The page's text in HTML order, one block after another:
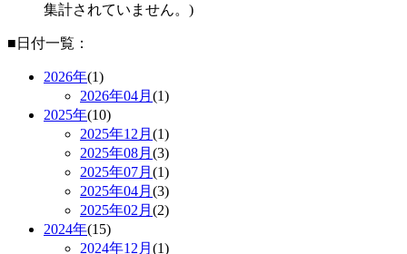
集計されていません。)
■日付一覧：
2026年(1)
2026年04月 (1)
2025年(10)
2025年12月 (1)
2025年08月 (3)
2025年07月 (1)
2025年04月 (3)
2025年02月 (2)
2024年(15)
2024年12月 (1)